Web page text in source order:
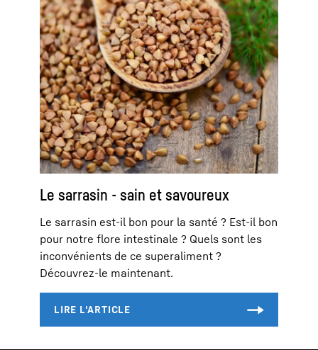
Le sarrasin - sain et savoureux
Le sarrasin est-il bon pour la santé ? Est-il bon
pour notre flore intestinale ? Quels sont les
inconvénients de ce superaliment ?
Découvrez-le maintenant.